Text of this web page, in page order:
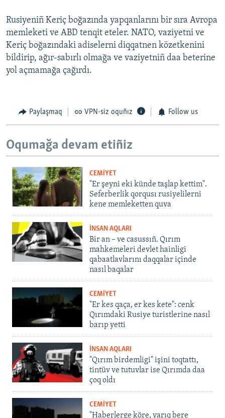
e
Rusiyeniñ Keriç boğazında yapqanlarını bir sıra Avropa
memleketi ve ABD tenqit eteler. NATO, vaziyetni ve
Keriç boğazındaki adiselerni diqqatnen közetkenini
bildirip, ağır-sabırlı olmağa ve vaziyetniñ daa beterine
yol açmamağa çağırdı.
Paylaşmaq VPN-siz oquñız Follow us
Oqumağa devam etiñiz
CEMİYET
"Er şeyni eki künde taşlap kettim".
Seferberlik qorqusı rusiyelilerni
kene memleketten quva
İNSAN AQLARI
Bir an – ve casussıñ. Qırım
mahkemeleri devlet hainligi
qabaatlavlarını daqqalar içinde
nasıl baqalar
CEMİYET
"Er kes qaça, er kes kete": cenk
Qırımdaki Rusiye turistlerine nasıl
barıp yetti
İNSAN AQLARI
"Qırım birdemligi" işini toqtattı,
tintüv ve tutuvlar ise Qırımda daa
çoq oldı
CEMİYET
"Haberlerge köre, yarıq bere